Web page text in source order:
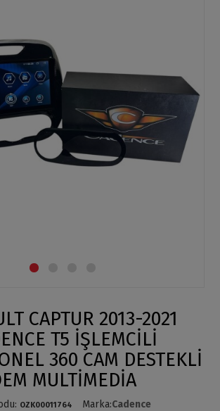
CAPTUR 2013-2021
T5 İŞLEMCİLİ
360 CAM DESTEKLİ
MULTİMEDİA
: OZK00011764 Marka:Cadence